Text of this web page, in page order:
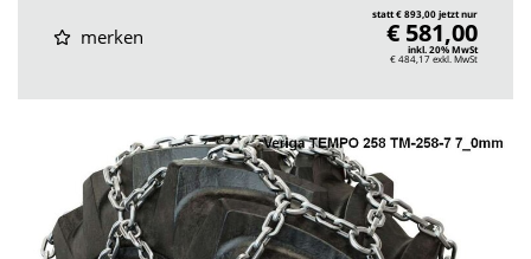
merken
statt € 893,00 jetzt nur
€ 581,00
inkl. 20% MwSt
€ 484,17exkl. MwSt